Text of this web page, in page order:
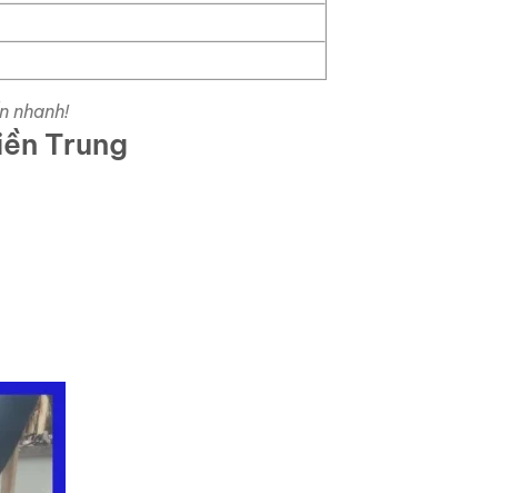
nhanh!
Trung